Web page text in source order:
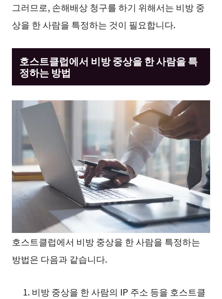
그러므로, 손해배상 청구를 하기 위해서는 비방 중
상을 한 사람을 특정하는 것이 필요합니다.
호스트클럽에서 비방 중상을 한 사람을 특
정하는 방법
호스트클럽에서 비방 중상을 한 사람을 특정하는
방법은 다음과 같습니다.
비방 중상을 한 사람의 IP 주소 등을 호스트클